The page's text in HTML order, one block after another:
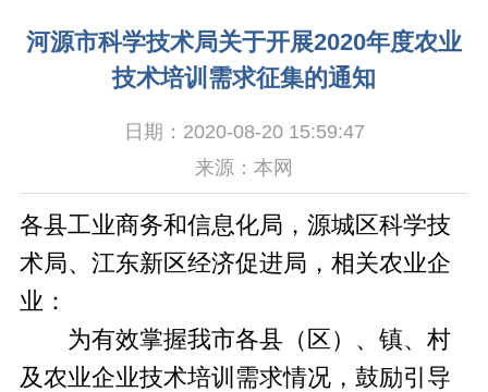
河源市科学技术局关于开展2020年度农业
技术培训需求征集的通知
日期：2020-08-20 15:59:47
来源：本网
各县工业商务和信息化局，源城区科学技
术局、江东新区经济促进局，相关农业企
业：
为有效掌握我市各县（区）、镇、村
及农业企业技术培训需求情况，鼓励引导